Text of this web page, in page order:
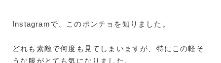
Instagramで、このポンチョを知りました。
どれも素敵で何度も見てしまいますが、特にこの軽そ
うな服がとても気になりました。